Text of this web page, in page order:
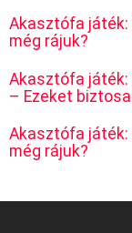
Akasztófa játék:
még rájuk?
Akasztófa játék:
– Ezeket
Akasztófa játék:
még rájuk?